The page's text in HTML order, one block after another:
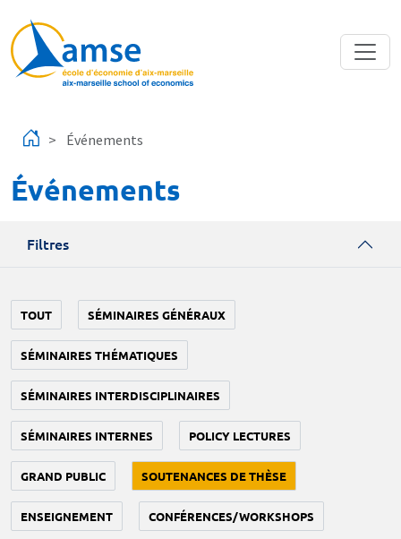
Événements
Événements
Filtres
TOUT SÉMINAIRES GÉNÉRAUX
SÉMINAIRES THÉMATIQUES
SÉMINAIRES INTERDISCIPLINAIRES
SÉMINAIRES INTERNES POLICY LECTURES
GRAND PUBLIC SOUTENANCES DE THÈSE
ENSEIGNEMENT CONFÉRENCES/WORKSHOPS